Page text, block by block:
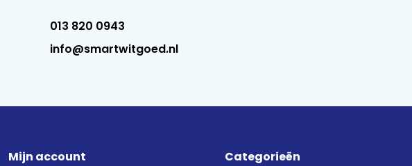
schoon resultaat
: Flexibel en comfortabel
in één strak geïntegreerd
013 820 0943
info@smartwitgoed.nl
Mijn account Categorieën